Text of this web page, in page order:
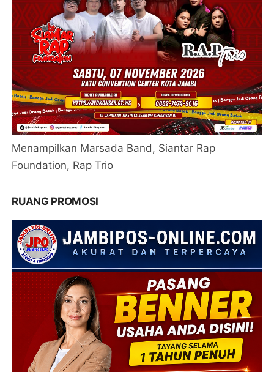
Menampilkan Marsada Band, Siantar Rap
Foundation, Rap Trio
RUANG PROMOSI